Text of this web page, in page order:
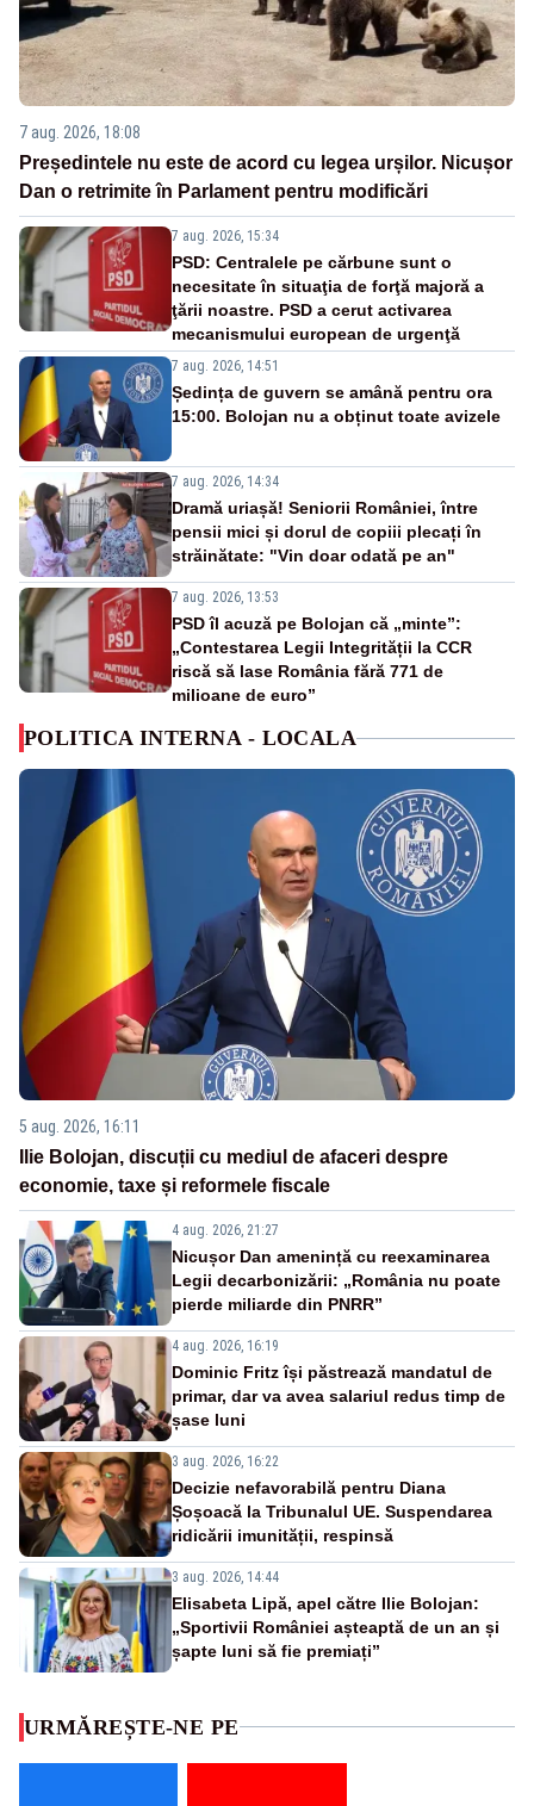
7 aug. 2026, 18:08
Președintele nu este de acord cu legea urșilor. Nicușor
Dan o retrimite în Parlament pentru modificări
7 aug. 2026, 15:34
PSD: Centralele pe cărbune sunt o
necesitate în situaţia de forţă majoră a
ţării noastre. PSD a cerut activarea
mecanismului european de urgenţă
7 aug. 2026, 14:51
Ședința de guvern se amână pentru ora
15:00. Bolojan nu a obținut toate avizele
7 aug. 2026, 14:34
Dramă uriașă! Seniorii României, între
pensii mici și dorul de copiii plecați în
străinătate: "Vin doar odată pe an"
7 aug. 2026, 13:53
PSD îl acuză pe Bolojan că „minte”:
„Contestarea Legii Integrității la CCR
riscă să lase România fără 771 de
milioane de euro”
POLITICA INTERNA - LOCALA
5 aug. 2026, 16:11
Ilie Bolojan, discuții cu mediul de afaceri despre
economie, taxe și reformele fiscale
4 aug. 2026, 21:27
Nicușor Dan amenință cu reexaminarea
Legii decarbonizării: „România nu poate
pierde miliarde din PNRR”
4 aug. 2026, 16:19
Dominic Fritz își păstrează mandatul de
primar, dar va avea salariul redus timp de
șase luni
3 aug. 2026, 16:22
Decizie nefavorabilă pentru Diana
Șoșoacă la Tribunalul UE. Suspendarea
ridicării imunității, respinsă
3 aug. 2026, 14:44
Elisabeta Lipă, apel către Ilie Bolojan:
„Sportivii României așteaptă de un an și
șapte luni să fie premiați”
URMĂREȘTE-NE PE